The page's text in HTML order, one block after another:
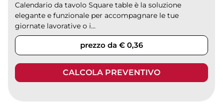
Calendario da tavolo Square table è la soluzione
elegante e funzionale per accompagnare le tue
giornate lavorative o i...
prezzo da € 0,36
CALCOLA PREVENTIVO